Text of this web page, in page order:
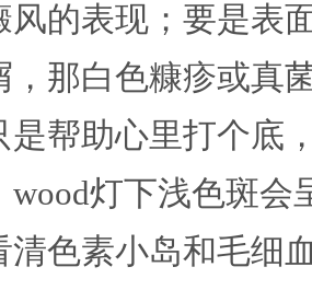
风的表现；要是表
，那白色糠疹或真
是帮助心里打个底
wood灯下浅色斑会
清色素小岛和毛细